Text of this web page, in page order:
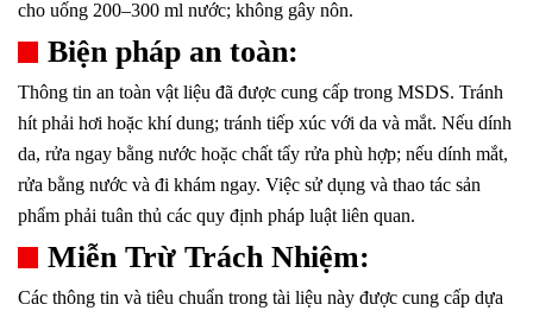
cho uống 200–300 ml nước; không gây nôn.
Biện pháp an toàn:
Thông tin an toàn vật liệu đã được cung cấp trong MSDS. Tránh
hít phải hơi hoặc khí dung; tránh tiếp xúc với da và mắt. Nếu dính
da, rửa ngay bằng nước hoặc chất tẩy rửa phù hợp; nếu dính mắt,
rửa bằng nước và đi khám ngay. Việc sử dụng và thao tác sản
phẩm phải tuân thủ các quy định pháp luật liên quan.
Miễn Trừ Trách Nhiệm:
Các thông tin và tiêu chuẩn trong tài liệu này được cung cấp dựa